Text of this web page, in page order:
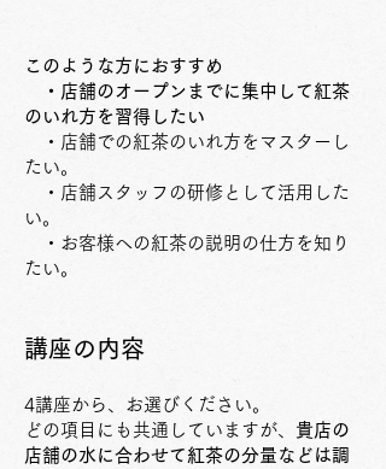
このような方におすすめ
​ ・店舗のオープンまでに集中して紅茶
のいれ方を習得したい
・店舗での紅茶のいれ方をマスターし
たい。
・店舗スタッフの研修として活用した
い。
・お客様への紅茶の説明の仕方を知り
たい。
講座の内容
4講座から、お選びください。
どの項目にも共通していますが、 貴店の
店舗の水に合わせて紅茶の分量などは調